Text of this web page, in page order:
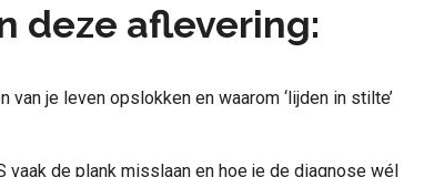
deze aflevering:
van je leven opslokken en waarom ‘lijden in stilte’
vaak de plank misslaan en hoe je de diagnose wél